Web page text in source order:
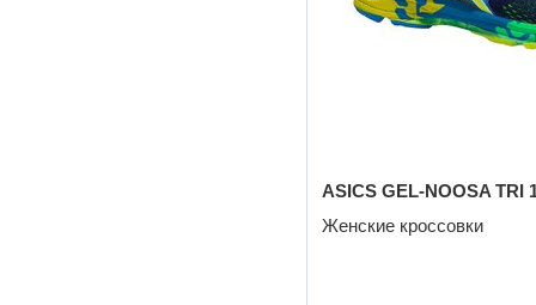
ASICS GEL-NOOSA TRI
Женские кроссовки